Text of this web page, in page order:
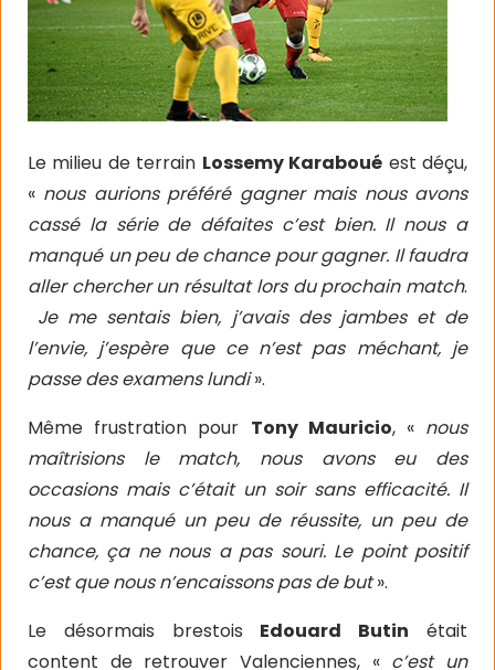
Le milieu de terrain Lossemy Karaboué est déçu,
« nous aurions préféré gagner mais nous avons
cassé la série de défaites c’est bien. Il nous a
manqué un peu de chance pour gagner. Il faudra
aller chercher un résultat lors du prochain match.
Je me sentais bien, j’avais des jambes et de
l’envie, j’espère que ce n’est pas méchant, je
passe des examens lundi».
Même frustration pour Tony Mauricio, « nous
maîtrisions le match, nous avons eu des
occasions mais c’était un soir sans efficacité. Il
nous a manqué un peu de réussite, un peu de
chance, ça ne nous a pas souri. Le point positif
c’est que nous n’encaissons pas de but».
Le désormais brestois Edouard Butin était
content de retrouver Valenciennes, « c’est un